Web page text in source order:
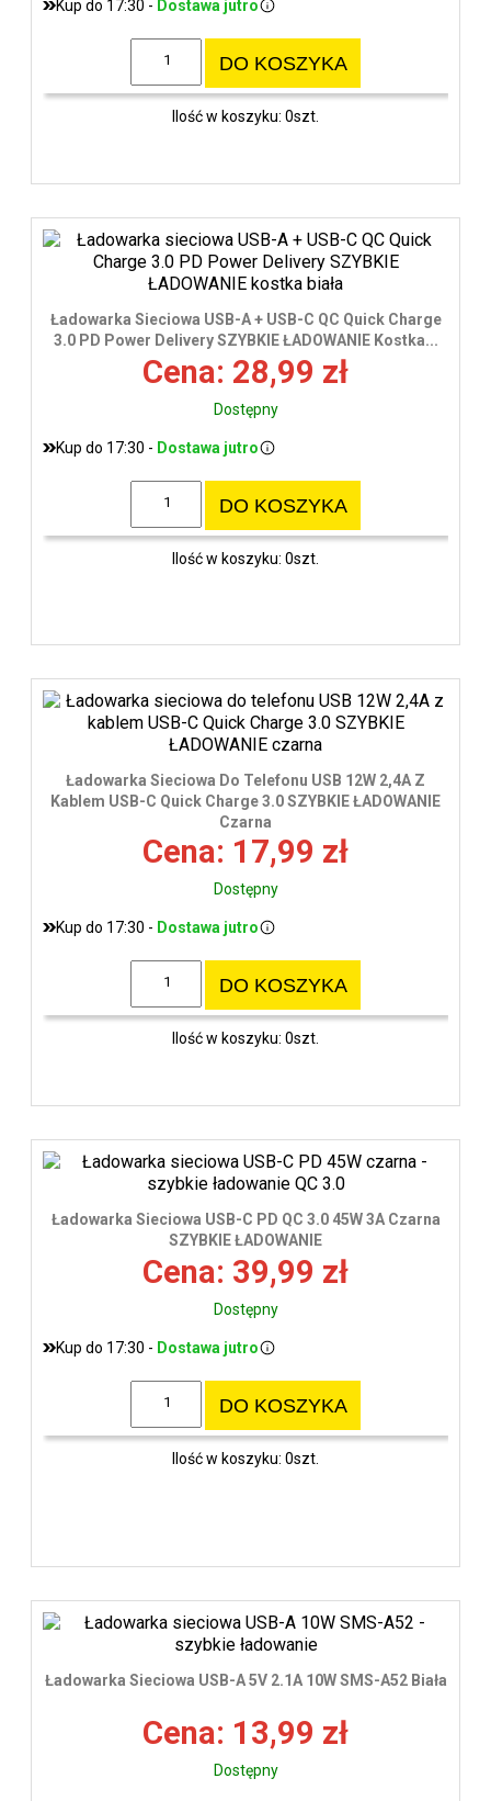
Kup do 17:30 - Dostawa jutro
DO KOSZYKA
Ilość w koszyku: 0szt.
Ładowarka Sieciowa USB-A + USB-C QC Quick Charge
3.0 PD Power Delivery SZYBKIE ŁADOWANIE Kostka...
Cena: 28,99 zł
Dostępny
Kup do 17:30 - Dostawa jutro
DO KOSZYKA
Ilość w koszyku: 0szt.
Ładowarka Sieciowa Do Telefonu USB 12W 2,4A Z
Kablem USB-C Quick Charge 3.0 SZYBKIE ŁADOWANIE
Czarna
Cena: 17,99 zł
Dostępny
Kup do 17:30 - Dostawa jutro
DO KOSZYKA
Ilość w koszyku: 0szt.
Ładowarka Sieciowa USB-C PD QC 3.0 45W 3A Czarna
SZYBKIE ŁADOWANIE
Cena: 39,99 zł
Dostępny
Kup do 17:30 - Dostawa jutro
DO KOSZYKA
Ilość w koszyku: 0szt.
Ładowarka Sieciowa USB-A 5V 2.1A 10W SMS-A52 Biała
Cena: 13,99 zł
Dostępny